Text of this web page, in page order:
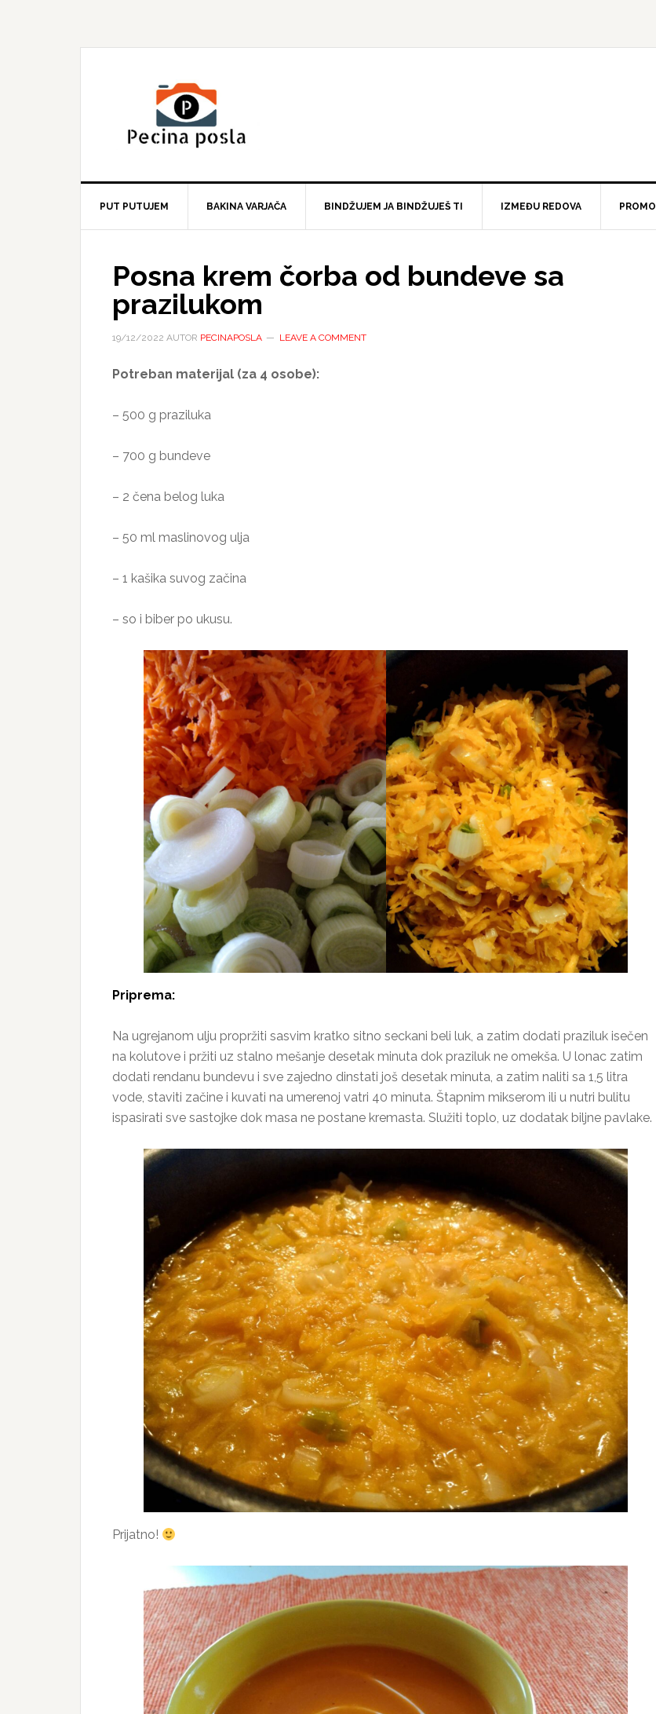
PUT PUTUJEM BAKINA VARJAČA BINDŽUJEM JA BINDŽUJEŠ TI IZMEĐU REDOVA PROMO
Posna krem čorba od bundeve sa
prazilukom
19/12/2022 AUTOR PECINAPOSLA LEAVE A COMMENT
Potreban materijal (za 4 osobe):
– 500 g praziluka
– 700 g bundeve
– 2 čena belog luka
– 50 ml maslinovog ulja
– 1 kašika suvog začina
– so i biber po ukusu.
Priprema:
Na ugrejanom ulju propržiti sasvim kratko sitno seckani beli luk, a zatim dodati praziluk isečen
na kolutove i pržiti uz stalno mešanje desetak minuta dok praziluk ne omekša. U lonac zatim
dodati rendanu bundevu i sve zajedno dinstati još desetak minuta, a zatim naliti sa 1,5 litra
vode, staviti začine i kuvati na umerenoj vatri 40 minuta. Štapnim mikserom ili u nutri bulitu
ispasirati sve sastojke dok masa ne postane kremasta. Služiti toplo, uz dodatak biljne pavlake.
Prijatno!